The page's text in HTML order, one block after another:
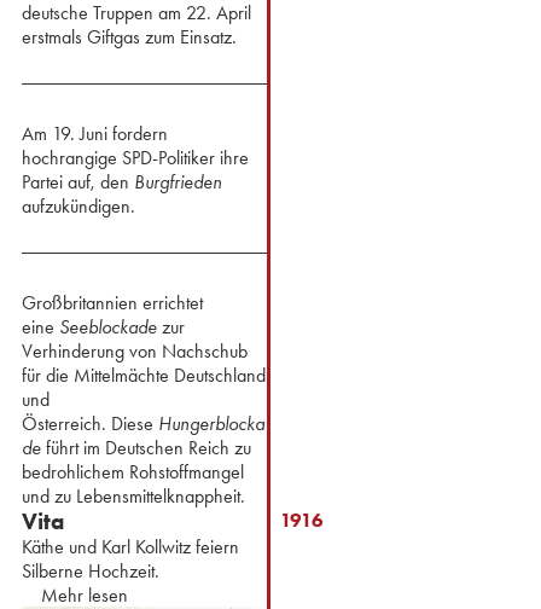
deutsche Truppen am 22. April
⁢erstmals Giftgas zum Einsatz.
Am 19. Juni fordern
hochrangige SPD-Politiker ihre
Partei auf, den Burgfrieden
aufzukündigen.
Großbritannien errichtet
eine Seeblockadezur
Verhinderung von Nachschub
für die Mittelmächte Deutschland
und
Österreich. Diese Hungerblocka
deführt im Deutschen Reich zu
bedrohlichem Rohstoffmangel
und zu Lebensmittelknappheit.
Vita
Käthe und Karl Kollwitz feiern
Silberne Hochzeit.
Mehr lesen
1916